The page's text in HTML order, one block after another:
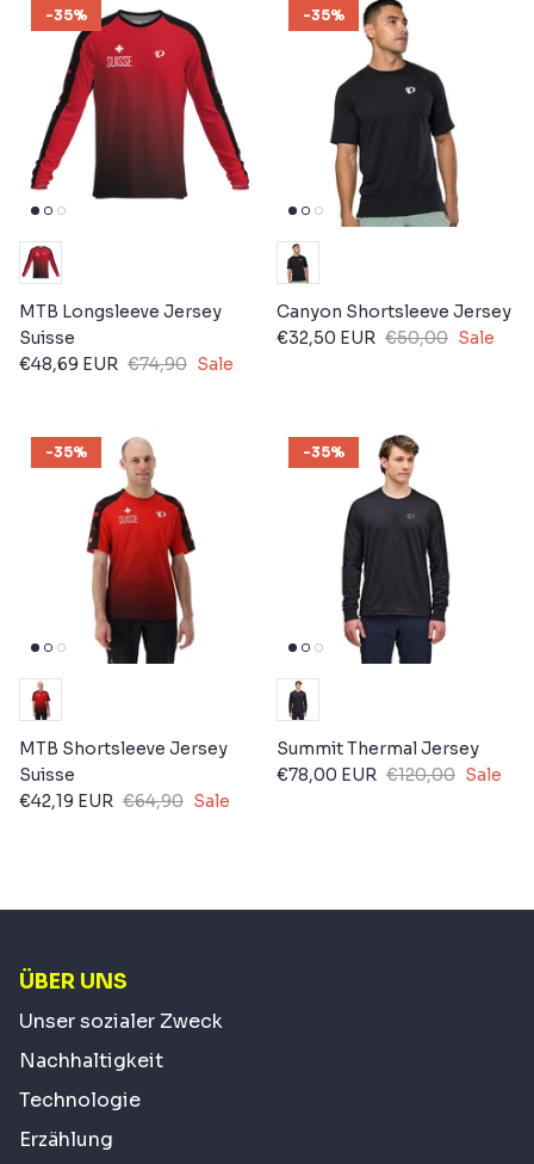
-35%
MTB Longsleeve Jersey
Suisse
€48,69 EUR €74,90 Sale
-35%
Canyon Shortsleeve Jersey
€32,50 EUR €50,00 Sale
-35%
MTB Shortsleeve Jersey
Suisse
€42,19 EUR €64,90 Sale
-35%
Summit Thermal Jersey
€78,00 EUR €120,00 Sale
ÜBER UNS
Unser sozialer Zweck
Nachhaltigkeit
Technologie
Erzählung